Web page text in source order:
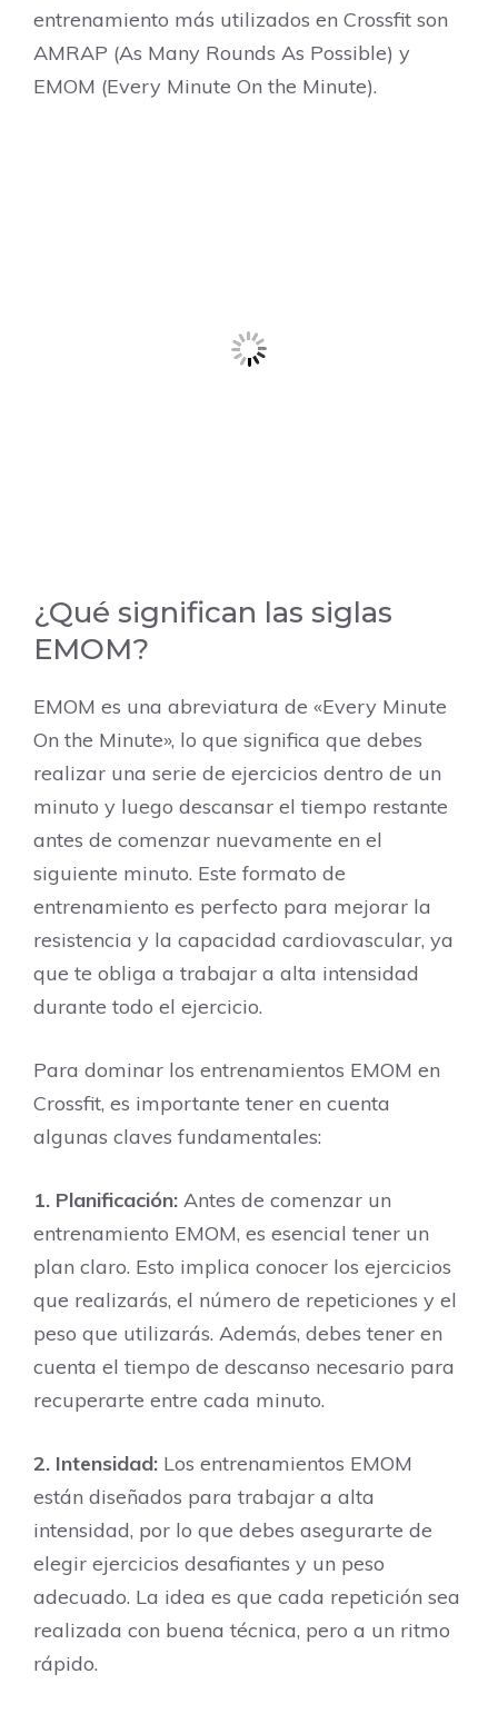
entrenamiento más utilizados en Crossfit son
AMRAP (As Many Rounds As Possible) y
EMOM (Every Minute On the Minute).
¿Qué significan las siglas
EMOM?
EMOM es una abreviatura de «Every Minute
On the Minute», lo que significa que debes
realizar una serie de ejercicios dentro de un
minuto y luego descansar el tiempo restante
antes de comenzar nuevamente en el
siguiente minuto. Este formato de
entrenamiento es perfecto para mejorar la
resistencia y la capacidad cardiovascular, ya
que te obliga a trabajar a alta intensidad
durante todo el ejercicio.
Para dominar los entrenamientos EMOM en
Crossfit, es importante tener en cuenta
algunas claves fundamentales:
1. Planificación: Antes de comenzar un
entrenamiento EMOM, es esencial tener un
plan claro. Esto implica conocer los ejercicios
que realizarás, el número de repeticiones y el
peso que utilizarás. Además, debes tener en
cuenta el tiempo de descanso necesario para
recuperarte entre cada minuto.
2. Intensidad: Los entrenamientos EMOM
están diseñados para trabajar a alta
intensidad, por lo que debes asegurarte de
elegir ejercicios desafiantes y un peso
adecuado. La idea es que cada repetición sea
realizada con buena técnica, pero a un ritmo
rápido.